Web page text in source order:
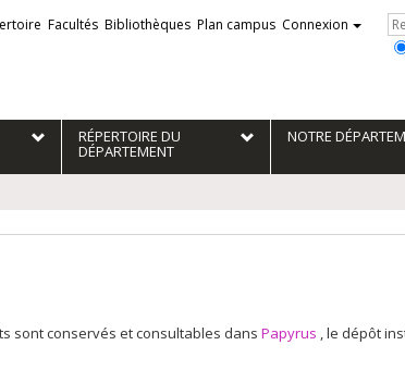
Facultés Bibliothèques Plan campus Connexion
RÉPERTOIRE DU
DÉPARTEMENT
NOTRE
sont conservés et consultables dans Papyrus , le dépôt